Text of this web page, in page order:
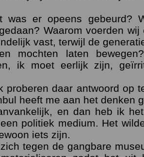
was er opeens gebeurd?
Waarom voerden
vast, terwijl de
mochten laten
ik moet eerlijk zijn,
proberen daar antwoord op
heeft me aan het denken
en dan heb ik
politiek medium. Het
iets zijn.
tegen de gangbare